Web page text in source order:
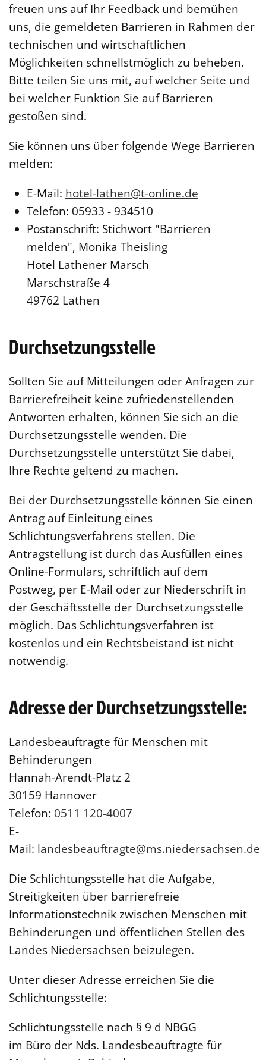
freuen uns auf Ihr Feedback und bemühen
uns, die gemeldeten Barrieren in Rahmen der
technischen und wirtschaftlichen
Möglichkeiten schnellstmöglich zu beheben.
Bitte teilen Sie uns mit, auf welcher Seite und
bei welcher Funktion Sie auf Barrieren
gestoßen sind.
Sie können uns über folgende Wege Barrieren
melden:
E-Mail: hotel-lathen@t-online.de
Telefon: 05933 - 934510
Postanschrift: Stichwort "Barrieren
melden", Monika Theisling
Hotel Lathener Marsch
Marschstraße 4
49762 Lathen
Durchsetzungsstelle
Sollten Sie auf Mitteilungen oder Anfragen zur
Barrierefreiheit keine zufriedenstellenden
Antworten erhalten, können Sie sich an die
Durchsetzungsstelle wenden. Die
Durchsetzungsstelle unterstützt Sie dabei,
Ihre Rechte geltend zu machen.
Bei der Durchsetzungsstelle können Sie einen
Antrag auf Einleitung eines
Schlichtungsverfahrens stellen. Die
Antragstellung ist durch das Ausfüllen eines
Online-Formulars, schriftlich auf dem
Postweg, per E-Mail oder zur Niederschrift in
der Geschäftsstelle der Durchsetzungsstelle
möglich. Das Schlichtungsverfahren ist
kostenlos und ein Rechtsbeistand ist nicht
notwendig.
Adresse der Durchsetzungsstelle:
Landesbeauftragte für Menschen mit
Behinderungen
Hannah-Arendt-Platz 2
30159 Hannover
Telefon: 0511 120-4007
E-
Mail: landesbeauftragte@ms.niedersachsen.de
Die Schlichtungsstelle hat die Aufgabe,
Streitigkeiten über barrierefreie
Informationstechnik zwischen Menschen mit
Behinderungen und öffentlichen Stellen des
Landes Niedersachsen beizulegen.
Unter dieser Adresse erreichen Sie die
Schlichtungsstelle:
Schlichtungsstelle nach § 9 d NBGG
im Büro der Nds. Landesbeauftragte für